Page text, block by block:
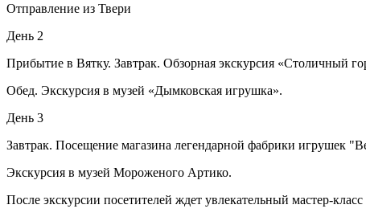
Отправление из Твери
День 2
Прибытие в Вятку. Завтрак. Обзорная экскурсия «Столичный
Обед. Экскурсия в музей «Дымковская игрушка».
День 3
Завтрак. Посещение магазина легендарной фабрики игрушек
Экскурсия в музей Мороженого Артико.
После экскурсии посетителей ждет увлекательный мастер-